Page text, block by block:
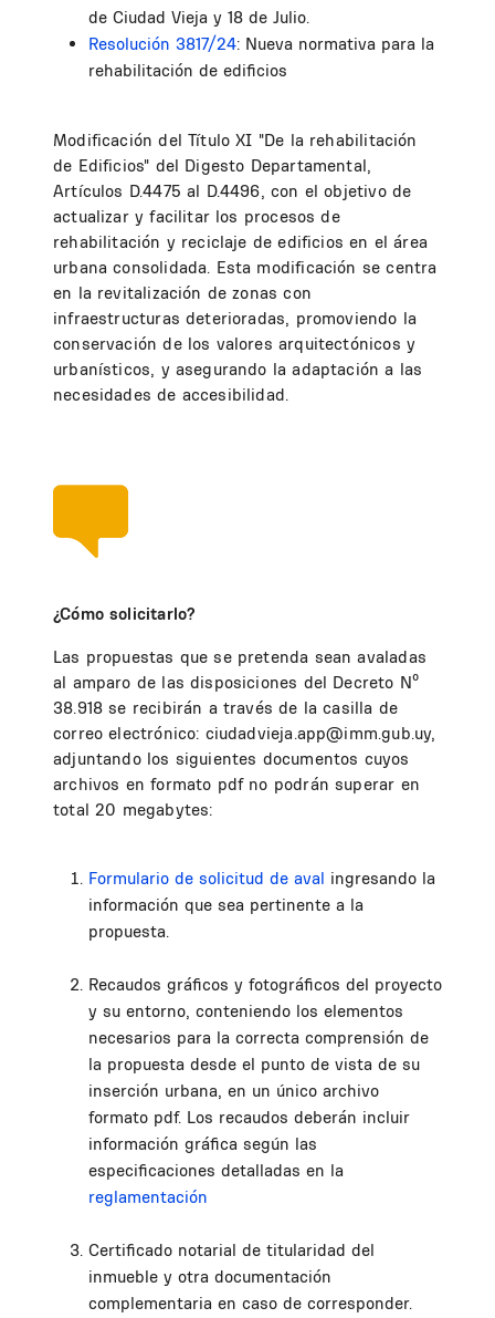
de Ciudad Vieja y 18 de Julio.
Resolución 3817/24: Nueva normativa para la
rehabilitación de edificios
Modificación del Título XI "De la rehabilitación
de Edificios" del Digesto Departamental,
Artículos D.4475 al D.4496, con el objetivo de
actualizar y facilitar los procesos de
rehabilitación y reciclaje de edificios en el área
urbana consolidada. Esta modificación se centra
en la revitalización de zonas con
infraestructuras deterioradas, promoviendo la
conservación de los valores arquitectónicos y
urbanísticos, y asegurando la adaptación a las
necesidades de accesibilidad.
¿Cómo solicitarlo?
Las propuestas que se pretenda sean avaladas
al amparo de las disposiciones del Decreto Nº
38.918 se recibirán a través de la casilla de
correo electrónico: ciudadvieja.app@imm.gub.uy,
adjuntando los siguientes documentos cuyos
archivos en formato pdf no podrán superar en
total 20 megabytes:
Formulario de solicitud de aval ingresando la
información que sea pertinente a la
propuesta.
Recaudos gráficos y fotográficos del proyecto
y su entorno, conteniendo los elementos
necesarios para la correcta comprensión de
la propuesta desde el punto de vista de su
inserción urbana, en un único archivo
formato pdf. Los recaudos deberán incluir
información gráfica según las
especificaciones detalladas en la
reglamentación
Certificado notarial de titularidad del
inmueble y otra documentación
complementaria en caso de corresponder.